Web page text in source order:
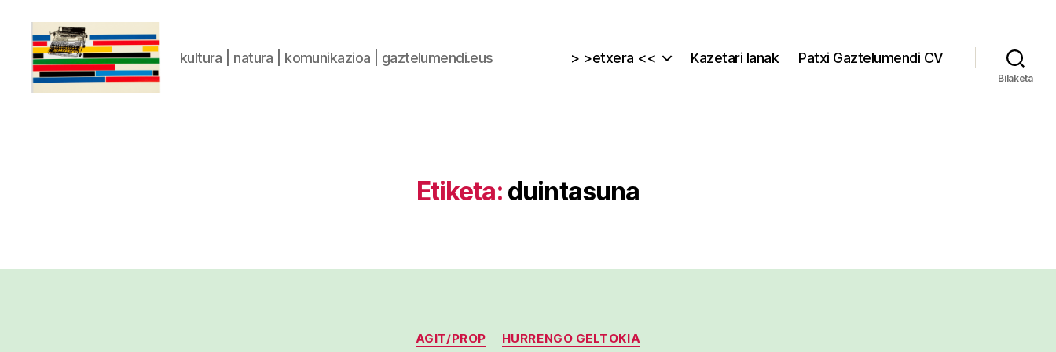
kultura | natura | komunikazioa | gaztelumendi.eus > >etxera << Kazetari lanak Patxi Gaztelumendi CV
Bilaketa
Etiketa: duintasuna
Kategoriak
AGIT/PROP HURRENGO GELTOKIA